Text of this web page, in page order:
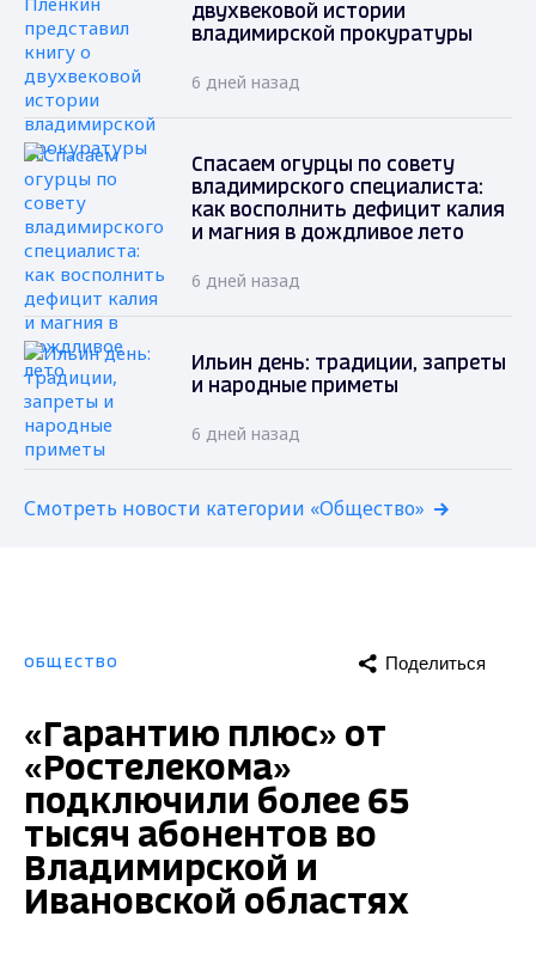
двухвековой истории
владимирской прокуратуры
6 дней назад
Спасаем огурцы по совету
владимирского специалиста:
как восполнить дефицит калия
и магния в дождливое лето
6 дней назад
Ильин день: традиции, запреты
и народные приметы
6 дней назад
Смотреть новости категории «Общество»
ОБЩЕСТВО Поделиться
«Гарантию плюс» от
«Ростелекома»
подключили более 65
тысяч абонентов во
Владимирской и
Ивановской областях